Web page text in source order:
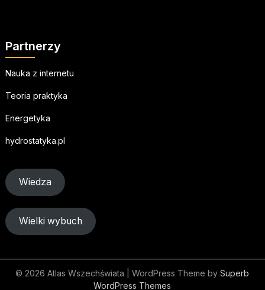
Partnerzy
Nauka z internetu
Teoria praktyka
Energetyka
hydrostatyka.pl
Wiedza
Wielki wybuch
© 2026 Atlas Wszechświata | WordPress Theme bySuperb
WordPress Themes